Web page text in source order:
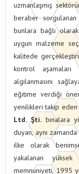
uzmanlaşmış
beraber
bunlara bağlı
uygun malzeme
kalitede
kontrol aşamaları
algılanmasını
eğitime verdiği
yenilikleri takip eden
Ltd. Şti.binalara
duyan, aynı
ilke olarak
yakalanan
memnuniyeti, 1995